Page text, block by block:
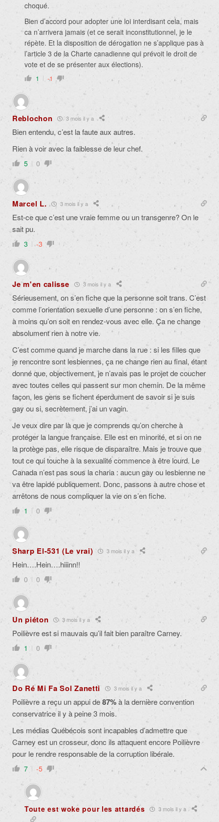
choqué.
Bien d’accord pour adopter une loi interdisant cela, mais
ca n’arrivera jamais (et ce serait inconstitutionnel, je le
répète. Et la disposition de dérogation ne s’applique pas à
l’article 3 de la Charte canadienne qui prévoit le droit de
vote et de se présenter aux élections).
1 -1
Reblochon 3 mois il y a
Bien entendu, c’est la faute aux autres.
Rien à voir avec la faiblesse de leur chef.
5 0
Marcel L. 3 mois il y a
Est-ce que c’est une vraie femme ou un transgenre? On le
sait pu.
3 -3
Je m'en calisse 3 mois il y a
Sérieusement, on s’en fiche que la personne soit trans. C’est
comme l’orientation sexuelle d’une personne : on s’en fiche,
à moins qu’on soit en rendez-vous avec elle. Ça ne change
absolument rien à notre vie.
C’est comme quand je marche dans la rue : si les filles que
je rencontre sont lesbiennes, ça ne change rien au final, étant
donné que, objectivement, je n’avais pas le projet de coucher
avec toutes celles qui passent sur mon chemin. De la même
façon, les gens se fichent éperdument de savoir si je suis
gay ou si, secrètement, j’ai un vagin.
Je veux dire par là que je comprends qu’on cherche à
protéger la langue française. Elle est en minorité, et si on ne
la protège pas, elle risque de disparaître. Mais je trouve que
tout ce qui touche à la sexualité commence à être lourd. Le
Canada n’est pas sous la charia : aucun gay ou lesbienne ne
va être lapidé publiquement. Donc, passons à autre chose et
arrêtons de nous compliquer la vie on s’en fiche.
1 0
Sharp El-531 (Le vrai) 3 mois il y a
Hein….Hein….hiiinn!!
0 0
Un piéton 3 mois il y a
Poilièvre est si mauvais qu’il fait bien paraître Carney.
1 0
Do Ré Mi Fa Sol Zanetti 3 mois il y a
Poilièvre a reçu un appui de87%à la dernière convention
conservatrice il y à peine 3 mois.
Les médias Québécois sont incapables d’admettre que
Carney est un crosseur, donc ils attaquent encore Poilièvre
pour le rendre responsable de la corruption libérale.
7 -5
Toute est woke pour les attardés 3 mois il y a